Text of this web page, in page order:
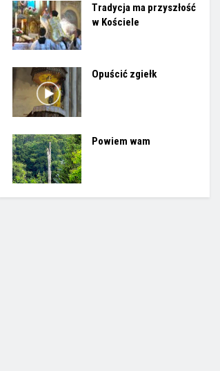
Tradycja ma przyszłość
w Kościele
Opuścić zgiełk
Powiem wam